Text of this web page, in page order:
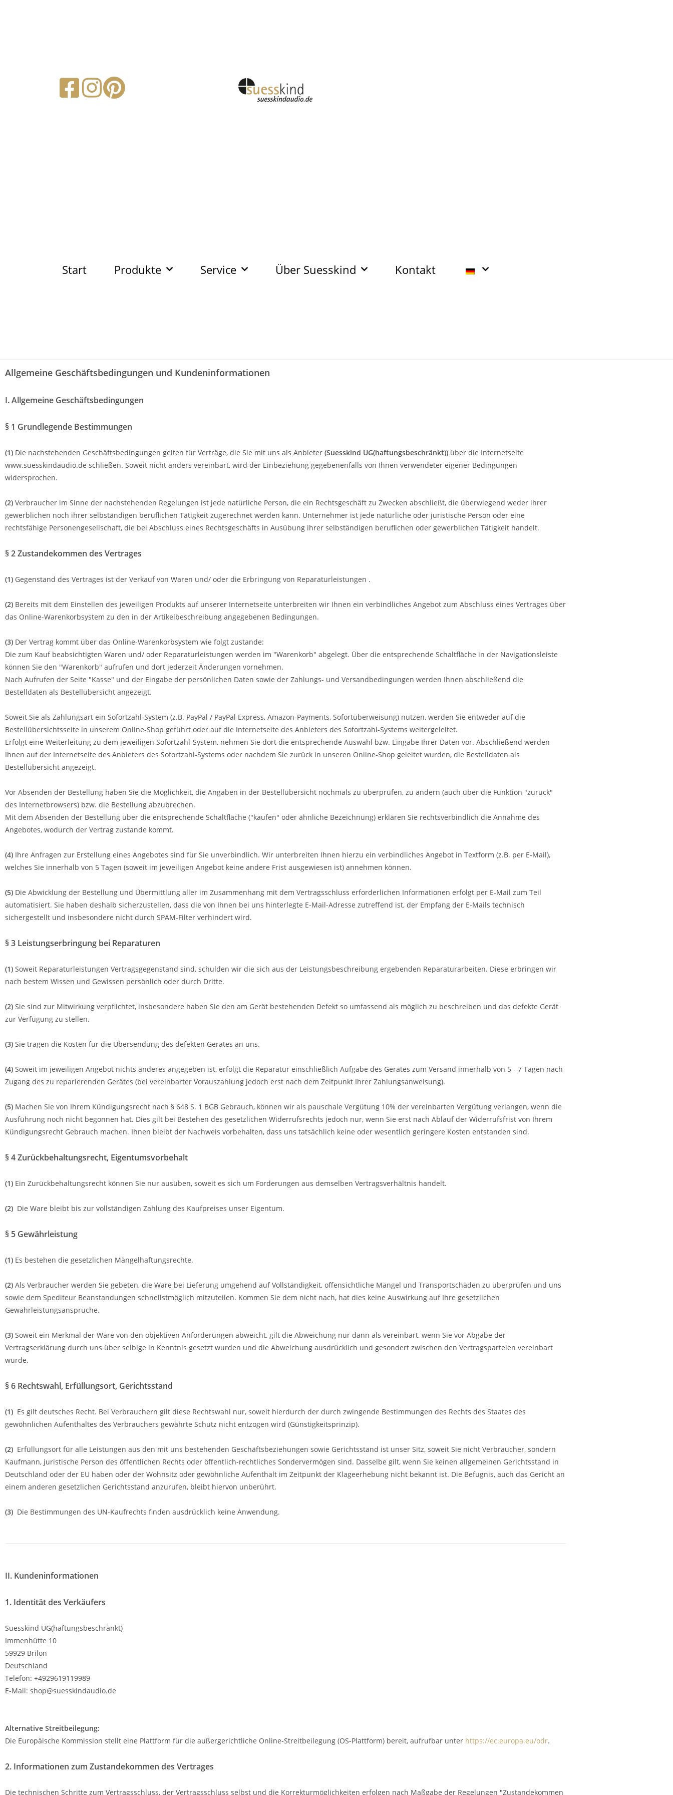
Start Produkte Service Über Suesskind Kontakt
Allgemeine Geschäftsbedingungen und Kundeninformationen
I. Allgemeine Geschäftsbedingungen
§ 1 Grundlegende Bestimmungen
(1) Die nachstehenden Geschäftsbedingungen gelten für Verträge, die Sie mit uns als Anbieter (Suesskind UG(haftungsbeschränkt)) über die Internetseite
www.suesskindaudio.de schließen. Soweit nicht anders vereinbart, wird der Einbeziehung gegebenenfalls von Ihnen verwendeter eigener Bedingungen
widersprochen.
(2) Verbraucher im Sinne der nachstehenden Regelungen ist jede natürliche Person, die ein Rechtsgeschäft zu Zwecken abschließt, die überwiegend weder ihrer
gewerblichen noch ihrer selbständigen beruflichen Tätigkeit zugerechnet werden kann. Unternehmer ist jede natürliche oder juristische Person oder eine
rechtsfähige Personengesellschaft, die bei Abschluss eines Rechtsgeschäfts in Ausübung ihrer selbständigen beruflichen oder gewerblichen Tätigkeit handelt.
§ 2 Zustandekommen des Vertrages
(1) Gegenstand des Vertrages ist der Verkauf von Waren und/ oder die Erbringung von Reparaturleistungen .
(2) Bereits mit dem Einstellen des jeweiligen Produkts auf unserer Internetseite unterbreiten wir Ihnen ein verbindliches Angebot zum Abschluss eines Vertrages über
das Online-Warenkorbsystem zu den in der Artikelbeschreibung angegebenen Bedingungen.
(3) Der Vertrag kommt über das Online-Warenkorbsystem wie folgt zustande:
Die zum Kauf beabsichtigten Waren und/ oder Reparaturleistungen werden im "Warenkorb" abgelegt. Über die entsprechende Schaltfläche in der Navigationsleiste
können Sie den "Warenkorb" aufrufen und dort jederzeit Änderungen vornehmen.
Nach Aufrufen der Seite "Kasse" und der Eingabe der persönlichen Daten sowie der Zahlungs- und Versandbedingungen werden Ihnen abschließend die
Bestelldaten als Bestellübersicht angezeigt.
Soweit Sie als Zahlungsart ein Sofortzahl-System (z.B. PayPal / PayPal Express, Amazon-Payments, Sofortüberweisung) nutzen, werden Sie entweder auf die
Bestellübersichtsseite in unserem Online-Shop geführt oder auf die Internetseite des Anbieters des Sofortzahl-Systems weitergeleitet.
Erfolgt eine Weiterleitung zu dem jeweiligen Sofortzahl-System, nehmen Sie dort die entsprechende Auswahl bzw. Eingabe Ihrer Daten vor. Abschließend werden
Ihnen auf der Internetseite des Anbieters des Sofortzahl-Systems oder nachdem Sie zurück in unseren Online-Shop geleitet wurden, die Bestelldaten als
Bestellübersicht angezeigt.
Vor Absenden der Bestellung haben Sie die Möglichkeit, die Angaben in der Bestellübersicht nochmals zu überprüfen, zu ändern (auch über die Funktion "zurück"
des Internetbrowsers) bzw. die Bestellung abzubrechen.
Mit dem Absenden der Bestellung über die entsprechende Schaltfläche ("kaufen" oder ähnliche Bezeichnung) erklären Sie rechtsverbindlich die Annahme des
Angebotes, wodurch der Vertrag zustande kommt.
(4) Ihre Anfragen zur Erstellung eines Angebotes sind für Sie unverbindlich. Wir unterbreiten Ihnen hierzu ein verbindliches Angebot in Textform (z.B. per E-Mail),
welches Sie innerhalb von 5 Tagen (soweit im jeweiligen Angebot keine andere Frist ausgewiesen ist) annehmen können.
(5) Die Abwicklung der Bestellung und Übermittlung aller im Zusammenhang mit dem Vertragsschluss erforderlichen Informationen erfolgt per E-Mail zum Teil
automatisiert. Sie haben deshalb sicherzustellen, dass die von Ihnen bei uns hinterlegte E-Mail-Adresse zutreffend ist, der Empfang der E-Mails technisch
sichergestellt und insbesondere nicht durch SPAM-Filter verhindert wird.
§ 3 Leistungserbringung bei Reparaturen
(1) Soweit Reparaturleistungen Vertragsgegenstand sind, schulden wir die sich aus der Leistungsbeschreibung ergebenden Reparaturarbeiten. Diese erbringen wir
nach bestem Wissen und Gewissen persönlich oder durch Dritte.
(2) Sie sind zur Mitwirkung verpflichtet, insbesondere haben Sie den am Gerät bestehenden Defekt so umfassend als möglich zu beschreiben und das defekte Gerät
zur Verfügung zu stellen.
(3) Sie tragen die Kosten für die Übersendung des defekten Gerätes an uns.
(4) Soweit im jeweiligen Angebot nichts anderes angegeben ist, erfolgt die Reparatur einschließlich Aufgabe des Gerätes zum Versand innerhalb von 5 - 7 Tagen nach
Zugang des zu reparierenden Gerätes (bei vereinbarter Vorauszahlung jedoch erst nach dem Zeitpunkt Ihrer Zahlungsanweisung).
(5) Machen Sie von Ihrem Kündigungsrecht nach § 648 S. 1 BGB Gebrauch, können wir als pauschale Vergütung 10% der vereinbarten Vergütung verlangen, wenn die
Ausführung noch nicht begonnen hat. Dies gilt bei Bestehen des gesetzlichen Widerrufsrechts jedoch nur, wenn Sie erst nach Ablauf der Widerrufsfrist von Ihrem
Kündigungsrecht Gebrauch machen. Ihnen bleibt der Nachweis vorbehalten, dass uns tatsächlich keine oder wesentlich geringere Kosten entstanden sind.
§ 4 Zurückbehaltungsrecht, Eigentumsvorbehalt
(1) Ein Zurückbehaltungsrecht können Sie nur ausüben, soweit es sich um Forderungen aus demselben Vertragsverhältnis handelt.
(2) Die Ware bleibt bis zur vollständigen Zahlung des Kaufpreises unser Eigentum.
§ 5 Gewährleistung
(1) Es bestehen die gesetzlichen Mängelhaftungsrechte.
(2) Als Verbraucher werden Sie gebeten, die Ware bei Lieferung umgehend auf Vollständigkeit, offensichtliche Mängel und Transportschäden zu überprüfen und uns
sowie dem Spediteur Beanstandungen schnellstmöglich mitzuteilen. Kommen Sie dem nicht nach, hat dies keine Auswirkung auf Ihre gesetzlichen
Gewährleistungsansprüche.
(3) Soweit ein Merkmal der Ware von den objektiven Anforderungen abweicht, gilt die Abweichung nur dann als vereinbart, wenn Sie vor Abgabe der
Vertragserklärung durch uns über selbige in Kenntnis gesetzt wurden und die Abweichung ausdrücklich und gesondert zwischen den Vertragsparteien vereinbart
wurde.
§ 6 Rechtswahl, Erfüllungsort, Gerichtsstand
(1) Es gilt deutsches Recht. Bei Verbrauchern gilt diese Rechtswahl nur, soweit hierdurch der durch zwingende Bestimmungen des Rechts des Staates des
gewöhnlichen Aufenthaltes des Verbrauchers gewährte Schutz nicht entzogen wird (Günstigkeitsprinzip).
(2) Erfüllungsort für alle Leistungen aus den mit uns bestehenden Geschäftsbeziehungen sowie Gerichtsstand ist unser Sitz, soweit Sie nicht Verbraucher, sondern
Kaufmann, juristische Person des öffentlichen Rechts oder öffentlich-rechtliches Sondervermögen sind. Dasselbe gilt, wenn Sie keinen allgemeinen Gerichtsstand in
Deutschland oder der EU haben oder der Wohnsitz oder gewöhnliche Aufenthalt im Zeitpunkt der Klageerhebung nicht bekannt ist. Die Befugnis, auch das Gericht an
einem anderen gesetzlichen Gerichtsstand anzurufen, bleibt hiervon unberührt.
(3) Die Bestimmungen des UN-Kaufrechts finden ausdrücklich keine Anwendung.
II. Kundeninformationen
1. Identität des Verkäufers
Suesskind UG(haftungsbeschränkt)
Immenhütte 10
59929 Brilon
Deutschland
Telefon: +4929619119989
E-Mail: shop@suesskindaudio.de
Alternative Streitbeilegung:
Die Europäische Kommission stellt eine Plattform für die außergerichtliche Online-Streitbeilegung (OS-Plattform) bereit, aufrufbar unter https://ec.europa.eu/odr.
2. Informationen zum Zustandekommen des Vertrages
Die technischen Schritte zum Vertragsschluss, der Vertragsschluss selbst und die Korrekturmöglichkeiten erfolgen nach Maßgabe der Regelungen "Zustandekommen